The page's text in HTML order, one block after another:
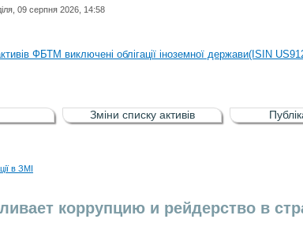
09 серпня 2026, 14:58
регульованого фондового ринку (РФР) включена
ФБТМ виключені облігації іноземної держави(ISIN
РФР виключені Облігація внутрішніх державних позик
регульованого фондового ринку (РФР) включена
Зміни списку активів
в ЗМІ
коррупцию и рейдерство в